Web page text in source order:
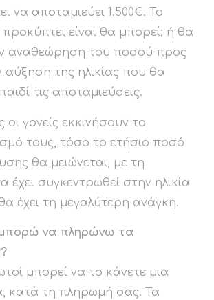
να αποταμιεύει 1.500€. Το
είναι θα μπορεί; ή θα
αναθεώρηση του ποσού προς
αύξηση της ηλικίας που θα
τις αποταμιεύσεις.
γονείς εκκινήσουν το
τους, τόσο το ετήσιο ποσό
θα μειώνεται, με τη
έχει συγκεντρωθεί στην ηλικία
έχει τη μεγαλύτερη ανάγκη.
να πληρώνω τα
μπορεί να το κάνετε μια
κατά τη πληρωμή σας. Τα